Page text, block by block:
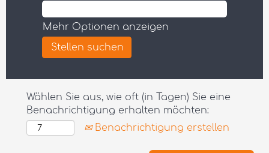
Mehr Optionen anzeigen
Wählen Sie aus, wie oft (in Tagen) Sie eine
Benachrichtigung erhalten möchten:
Benachrichtigung erstellen